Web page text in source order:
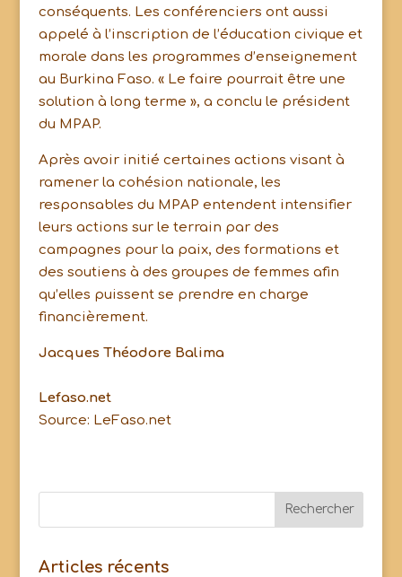
conséquents. Les conférenciers ont aussi
appelé à l’inscription de l’éducation civique et
morale dans les programmes d’enseignement
au Burkina Faso. « Le faire pourrait être une
solution à long terme », a conclu le président
du MPAP.
Après avoir initié certaines actions visant à
ramener la cohésion nationale, les
responsables du MPAP entendent intensifier
leurs actions sur le terrain par des
campagnes pour la paix, des formations et
des soutiens à des groupes de femmes afin
qu’elles puissent se prendre en charge
financièrement.
Jacques Théodore Balima
Lefaso.net
Source: LeFaso.net
Articles récents